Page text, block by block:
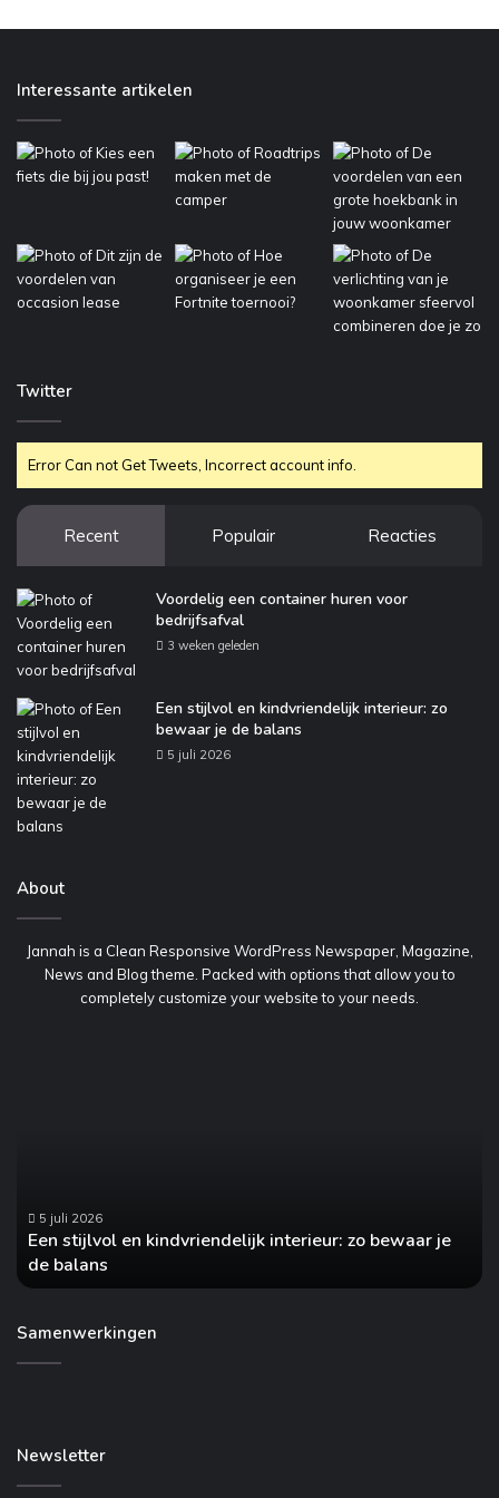
Interessante artikelen
Twitter
Error Can not Get Tweets, Incorrect account info.
Recent Populair Reacties
Voordelig een container huren voor
bedrijfsafval
3 weken geleden
Een stijlvol en kindvriendelijk interieur: zo
bewaar je de balans
5 juli 2026
About
Jannah is a Clean Responsive WordPress Newspaper, Magazine,
News and Blog theme. Packed with options that allow you to
completely customize your website to your needs.
de
balans
5 juli 2026
Een stijlvol en kindvriendelijk interieur: zo bewaar je
de balans
Samenwerkingen
Newsletter